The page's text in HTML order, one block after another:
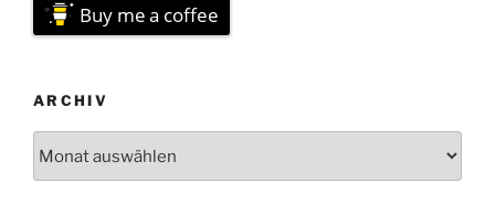
Buy me a coffee
ARCHIV